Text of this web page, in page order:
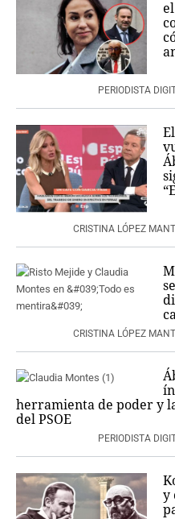
PERIODISTA
CRISTINA LÓPEZ
CRISTINA LÓPEZ
herramienta de poder y
del PSOE
PERIODISTA
y